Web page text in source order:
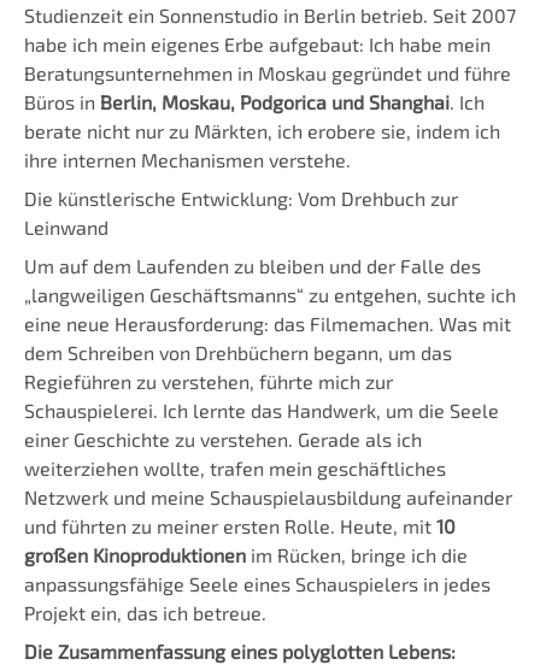
Studienzeit ein Sonnenstudio in Berlin betrieb. Seit 2007
habe ich mein eigenes Erbe aufgebaut: Ich habe mein
Beratungsunternehmen in Moskau gegründet und führe
Büros in Berlin, Moskau, Podgorica und Shanghai. Ich
berate nicht nur zu Märkten, ich erobere sie, indem ich
ihre internen Mechanismen verstehe.
Die künstlerische Entwicklung: Vom Drehbuch zur
Leinwand
Um auf dem Laufenden zu bleiben und der Falle des
„langweiligen Geschäftsmanns“ zu entgehen, suchte ich
eine neue Herausforderung: das Filmemachen. Was mit
dem Schreiben von Drehbüchern begann, um das
Regieführen zu verstehen, führte mich zur
Schauspielerei. Ich lernte das Handwerk, um die Seele
einer Geschichte zu verstehen. Gerade als ich
weiterziehen wollte, trafen mein geschäftliches
Netzwerk und meine Schauspielausbildung aufeinander
und führten zu meiner ersten Rolle. Heute, mit 10
großen Kinoproduktionen im Rücken, bringe ich die
anpassungsfähige Seele eines Schauspielers in jedes
Projekt ein, das ich betreue.
Die Zusammenfassung eines polyglotten Lebens: